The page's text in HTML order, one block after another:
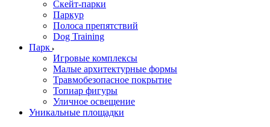
Скейт-парки
Паркур
Полоса препятствий
Dog Training
Парк
Игровые комплексы
Малые архитектурные формы
Травмобезопасное покрытие
Топиар фигуры
Уличное освещение
Уникальные площадки